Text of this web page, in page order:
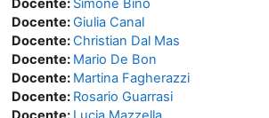
Docente: Simone Bino
Docente:Giulia Canal
Docente:Christian Dal Mas
Docente: Mario De Bon
Docente: Martina Fagherazzi
Docente: Rosario Guarrasi